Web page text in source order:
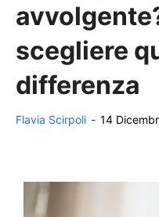
scegliere
differenza
Flavia Scirpoli - 14